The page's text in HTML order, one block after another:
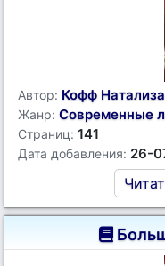
Автор: Кофф Натализа
Жанр: Современные
Страниц: 141
Дата добавления: 26-